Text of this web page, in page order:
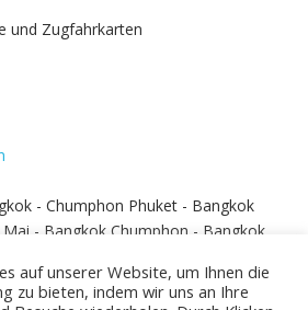
und Zugfahrkarten
- Chumphon Phuket - Bangkok
- Bangkok Chumphon - Bangkok
auf unserer Website, um Ihnen die
zu bieten, indem wir uns an Ihre